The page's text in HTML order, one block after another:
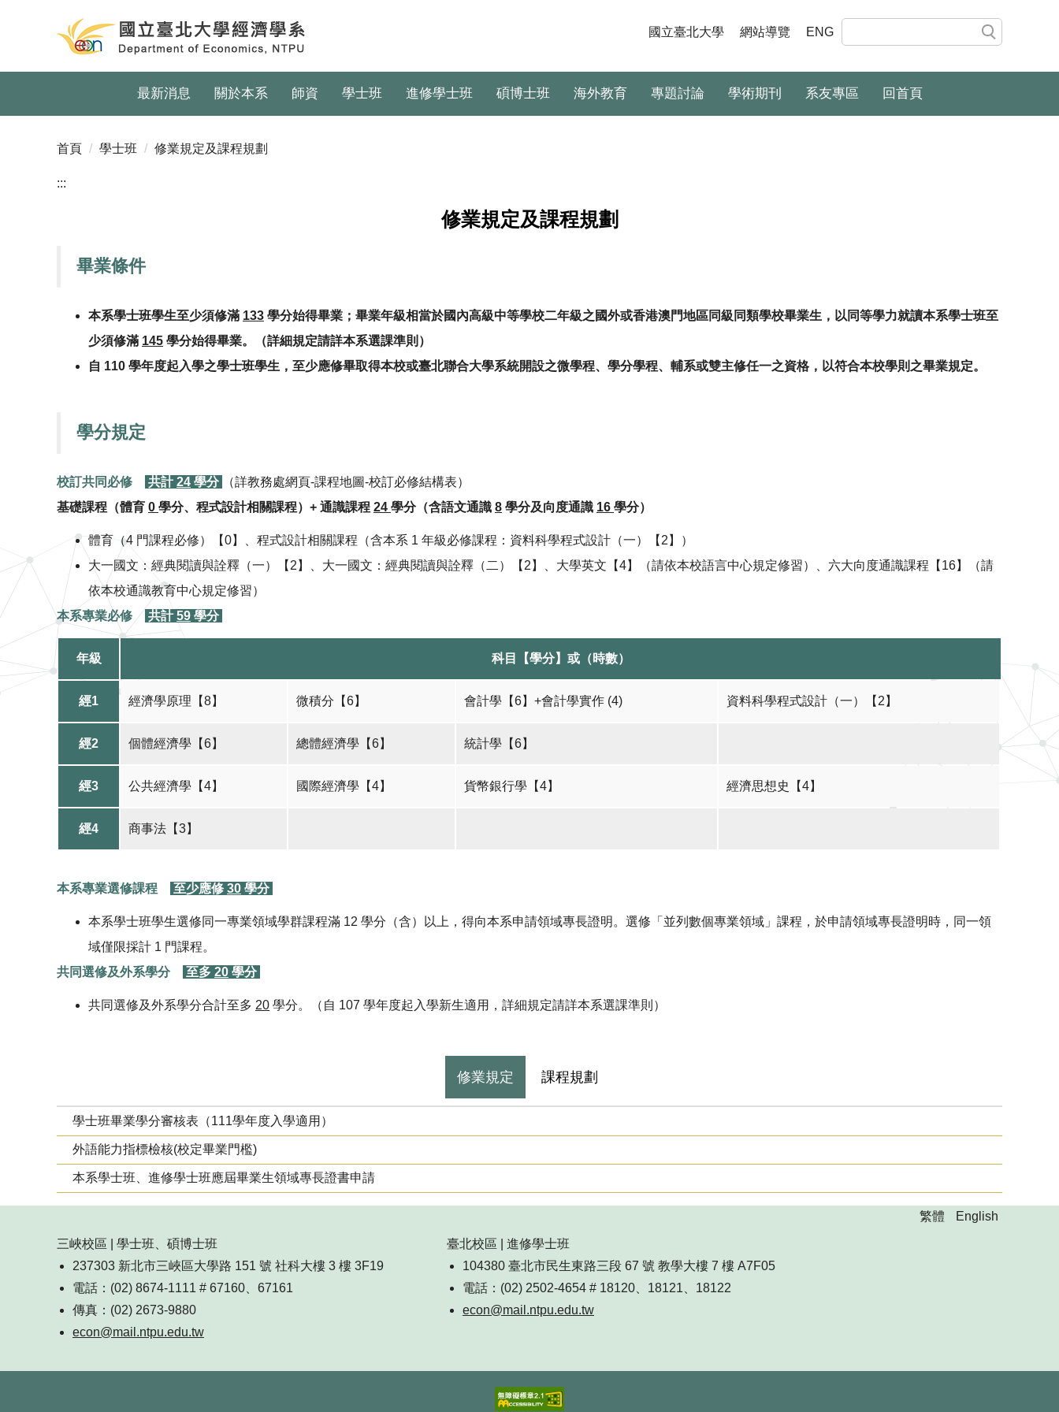
要
國立臺北大學 網站導覽 ENG
最新消息 關於本系 師資 學士班 進修學士班 碩博士班 海外教育 專題討論 學術期刊 系友專區 回首頁
首頁 學士班 修業規定及課程規劃
:::
修業規定及課程規劃
畢業條件
本系學士班學生至少須修滿 133 學分始得畢業；畢業年級相當於國內高級中等學校二年級之國外或香港澳門地區同級同類學校畢業生，以同等學力就讀本系學士班至
少須修滿 145 學分始得畢業。（詳細規定請詳本系選課準則）
自 110 學年度起入學之學士班學生，至少應修畢取得本校或臺北聯合大學系統開設之微學程、學分學程、輔系或雙主修任一之資格，以符合本校學則之畢業規定。
學分規定
校訂共同必修 共計 24 學分
（詳教務處網頁-課程地圖-校訂必修結構表）
基礎課程（體育 0 學分、程式設計相關課程）+ 通識課程 24 學分（含語文通識 8 學分及向度通識 16 學分）
體育（4 門課程必修）【0】、程式設計相關課程（含本系 1 年級必修課程：資料科學程式設計（一）【2】）
大一國文：經典閱讀與詮釋（一）【2】、大一國文：經典閱讀與詮釋（二）【2】、大學英文【4】（請依本校語言中心規定修習）、六大向度通識課程【16】（請
依本校通識教育中心規定修習）
本系專業必修
共計59 學分
年級 科目【學分】或（時數）
經1 經濟學原理【8】 微積分【6】 會計學【6】+會計學實作 (4) 資料科學程式設計（一）【2】
經2 個體經濟學【6】 總體經濟學【6】 統計學【6】
經3 公共經濟學【4】 國際經濟學【4】 貨幣銀行學【4】 經濟思想史【4】
經4 商事法【3】
本系專業選修課程 至少應修 30 學分
本系學士班學生選修同一專業領域學群課程滿 12 學分（含）以上，得向本系申請領域專長證明。選修「並列數個專業領域」課程，於申請領域專長證明時，同一領
域僅限採計 1 門課程。
共同選修及外系學分
至多 20 學分
共同選修及外系學分合計至多 20 學分。（自 107 學年度起入學新生適用，詳細規定請詳本系選課準則）
修業規定 課程規劃
學士班畢業學分審核表（111學年度入學適用）
外語能力指標檢核(校定畢業門檻)
本系學士班、進修學士班應屆畢業生領域專長證書申請
繁體 English
三峽校區 | 學士班、碩博士班
237303 新北市三峽區大學路 151 號 社科大樓 3 樓 3F19
電話：(02) 8674-1111 # 67160、67161
傳真：(02) 2673-9880
econ@mail.ntpu.edu.tw
臺北校區 | 進修學士班
104380 臺北市民生東路三段 67 號 教學大樓 7 樓 A7F05
電話：(02) 2502-4654 # 18120、18121、18122
econ@mail.ntpu.edu.tw